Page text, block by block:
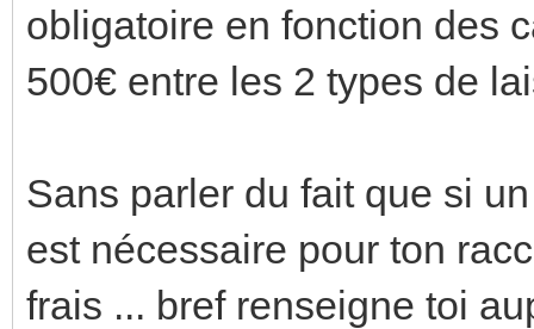
obligatoire en fonction des
500€ entre les 2 types de
Sans parler du fait que si
est nécessaire pour ton
frais ... bref renseigne toi